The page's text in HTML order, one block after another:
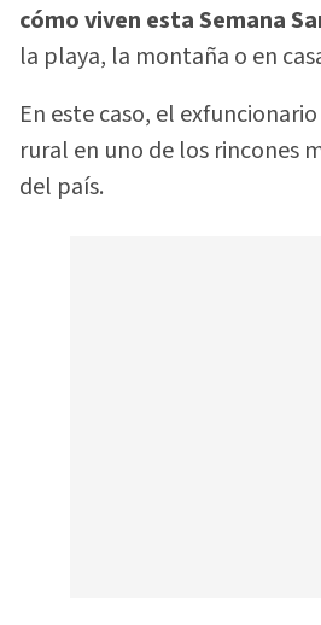
cómo viven esta Semana
la playa, la montaña o en
En este caso, el
rural en uno de los rincones
del país.